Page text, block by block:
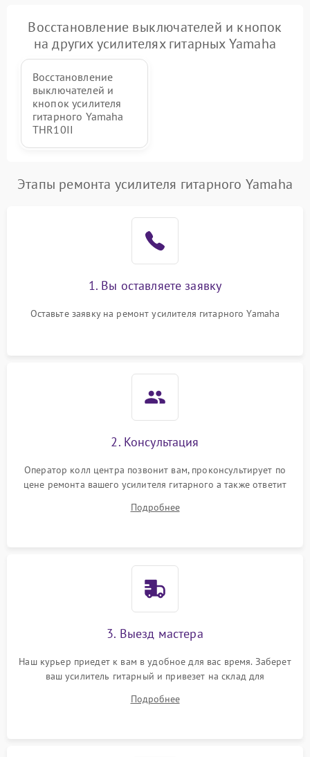
Неисправность дисплея
(если есть)
2000 ₽ Подробнее →
платы
Неисправность кнопок
управления
Восстановление выключателей и кнопок
на других усилителях гитарных Yamaha
Восстановление
выключателей и
кнопок усилителя
гитарного Yamaha
THR10II
Этапы ремонта усилителя гитарного Yamaha
1. Вы оставляете заявку
Оставьте заявку на ремонт усилителя гитарного Yamaha
2. Консультация
Оператор колл центра позвонит вам, проконсультирует по
цене ремонта вашего усилителя гитарного а также ответит
Подробнее
3. Выезд мастера
Наш курьер приедет к вам в удобное для вас время. Заберет
ваш усилитель гитарный и привезет на склад для
Подробнее